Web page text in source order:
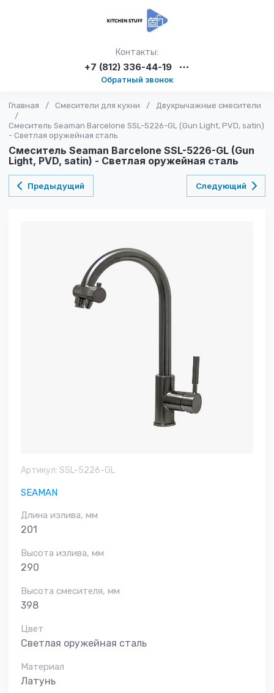
Контакты:
+7 (812) 336-44-19
Обратный звонок
Главная / Смесители для кухни /
Двухрычажные смесители
/
Смеситель Seaman Barcelone SSL-5226-GL (Gun Light, PVD, satin)
- Светлая оружейная сталь
Смеситель Seaman Barcelone SSL-5226-GL (Gun
Light, PVD, satin) - Светлая оружейная сталь
Предыдущий Следующий
Артикул: SSL-5226-GL
SEAMAN
Длина излива, мм
201
Высота излива, мм
290
Высота смесителя, мм
398
Цвет
Светлая оружейная сталь
Материал
Латунь